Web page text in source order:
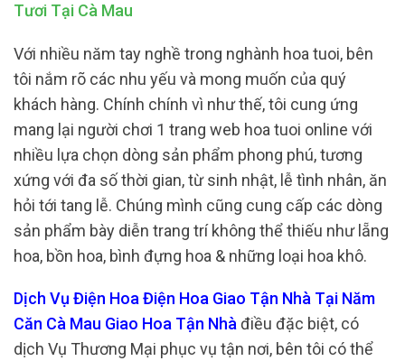
Tươi Tại Cà Mau
Với nhiều năm tay nghề trong nghành hoa tuoi, bên
tôi nắm rõ các nhu yếu và mong muốn của quý
khách hàng. Chính chính vì như thế, tôi cung ứng
mang lại người chơi 1 trang web hoa tuoi online với
nhiều lựa chọn dòng sản phẩm phong phú, tương
xứng với đa số thời gian, từ sinh nhật, lễ tình nhân, ăn
hỏi tới tang lễ. Chúng mình cũng cung cấp các dòng
sản phẩm bày diễn trang trí không thể thiếu như lẵng
hoa, bồn hoa, bình đựng hoa & những loại hoa khô.
Dịch Vụ Điện Hoa Điện Hoa Giao Tận Nhà Tại Năm
Căn Cà Mau Giao Hoa Tận Nhà điều đặc biệt, có
dịch Vụ Thương Mại phục vụ tận nơi, bên tôi có thể